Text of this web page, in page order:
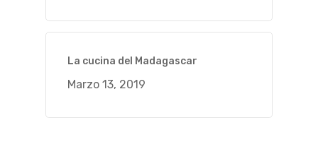
La cucina del Madagascar
Marzo 13, 2019